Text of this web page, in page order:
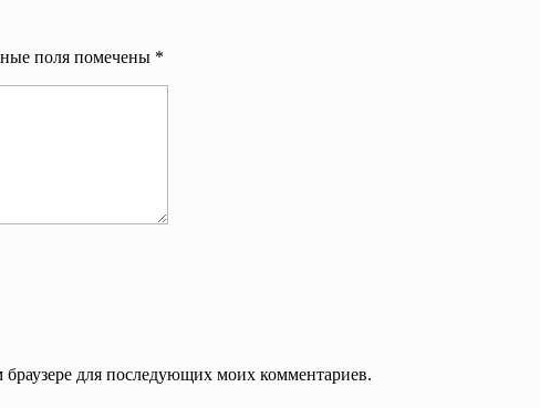
поля помечены *
для последующих моих комментариев.